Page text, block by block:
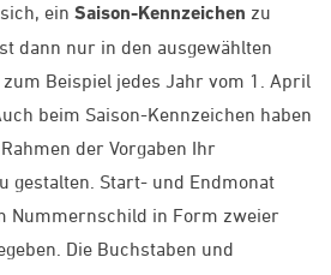
ein Saison-Kennzeichen zu
dann nur in den ausgewählten
zum Beispiel jedes Jahr vom 1. April
beim Saison-Kennzeichen haben
der Vorgaben Ihr
gestalten. Start- und Endmonat
Nummernschild in Form zweier
Die Buchstaben und